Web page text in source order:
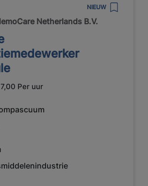
NIEUW
Netherlands B.V.
Per uur